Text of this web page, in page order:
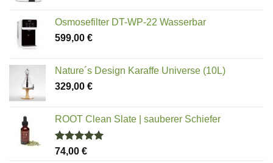
Osmosefilter DT-WP-22 Wasserbar
599,00 €
Nature´s Design Karaffe Universe (10L)
329,00 €
ROOT Clean Slate | sauberer Schiefer
Bewertet
74,00 €